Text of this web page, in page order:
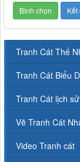
Tranh Cát Thế
Tranh Cát Biểu
Tranh Cát lịch
Vẽ Tranh Cát
Video Tranh cát